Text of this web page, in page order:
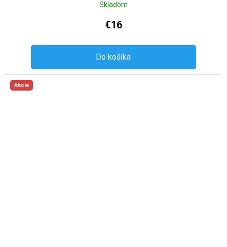
Skladom
€16
Do košíka
Akcia